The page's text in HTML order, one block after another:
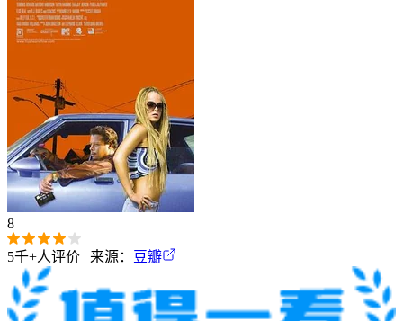
8
5千+人评价 | 来源： 豆瓣